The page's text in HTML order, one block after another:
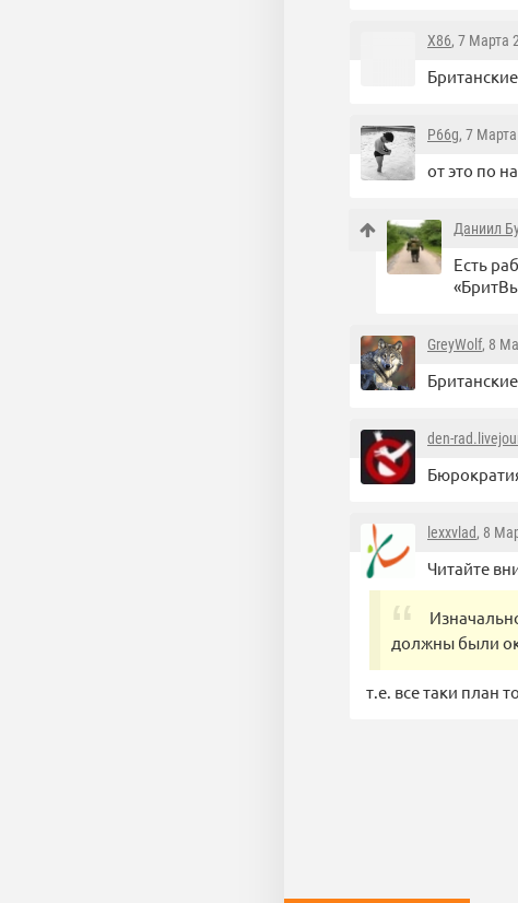
X86, 7 Марта
P66g, 7
от это по
Даниил
Есть
GreyWolf, 8
den-
lexxvlad, 8
Читайте
должны были
т.е. все таки план